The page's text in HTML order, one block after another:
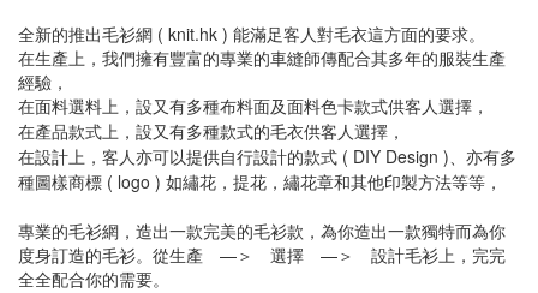
全新的推出毛衫網 ( knit.hk ) 能滿足客人對毛衣這方面的要求。
在生產上，我們擁有豐富的專業的車縫師傳配合其多年的服裝生產
經驗，
在面料選料上，設又有多種布料面及面料色卡款式供客人選擇，
在產品款式上 ，設又有多種款式的毛衣供客人選擇，
在設計上， 客人亦可以提供自行設計的款式 ( DIY Design )、亦有多
種圖樣商標 ( logo ) 如繡花，提花，繡花章和其他印製方法等等，
專業的毛衫網，造出一款完美的毛衫款，為你造出一款獨特而為你
度身訂造的毛衫。從生產 —＞ 選擇 —＞ 設計毛衫上，完完
全全配合你的需要。